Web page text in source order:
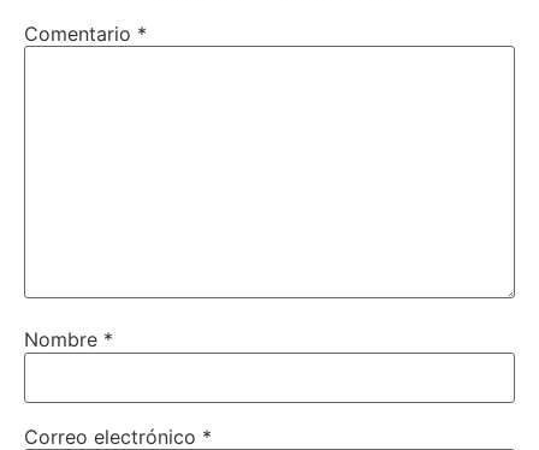
Comentario *
Nombre *
Correo electrónico *